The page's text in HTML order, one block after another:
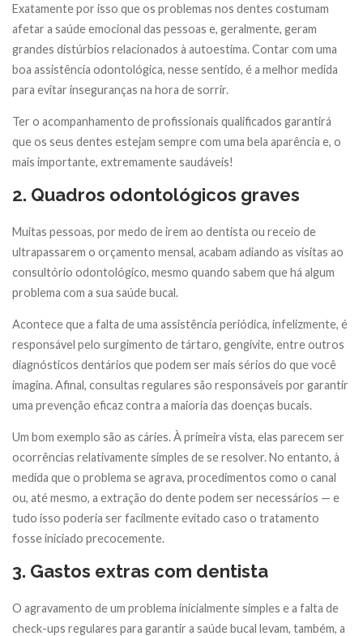
Exatamente por isso que os problemas nos dentes costumam
afetar a saúde emocional das pessoas e, geralmente, geram
grandes distúrbios relacionados à autoestima. Contar com uma
boa assistência odontológica, nesse sentido, é a melhor medida
para evitar inseguranças na hora de sorrir.
Ter o acompanhamento de profissionais qualificados garantirá
que os seus dentes estejam sempre com uma bela aparência e, o
mais importante, extremamente saudáveis!
2. Quadros odontológicos graves
Muitas pessoas, por medo de irem ao dentista ou receio de
ultrapassarem o orçamento mensal, acabam adiando as visitas ao
consultório odontológico, mesmo quando sabem que há algum
problema com a sua saúde bucal.
Acontece que a falta de uma assistência periódica, infelizmente, é
responsável pelo surgimento de tártaro, gengivite, entre outros
diagnósticos dentários que podem ser mais sérios do que você
imagina. Afinal, consultas regulares são responsáveis por garantir
uma prevenção eficaz contra a maioria das doenças bucais.
Um bom exemplo são as cáries. À primeira vista, elas parecem ser
ocorrências relativamente simples de se resolver. No entanto, à
medida que o problema se agrava, procedimentos como o canal
ou, até mesmo, a extração do dente podem ser necessários — e
tudo isso poderia ser facilmente evitado caso o tratamento
fosse iniciado precocemente.
3. Gastos extras com dentista
O agravamento de um problema inicialmente simples e a falta de
check-ups regulares para garantir a saúde bucal levam, também, a